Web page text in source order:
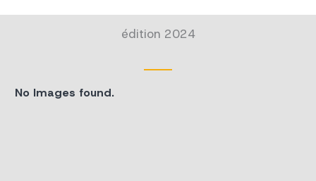
édition 2024
No Images found.